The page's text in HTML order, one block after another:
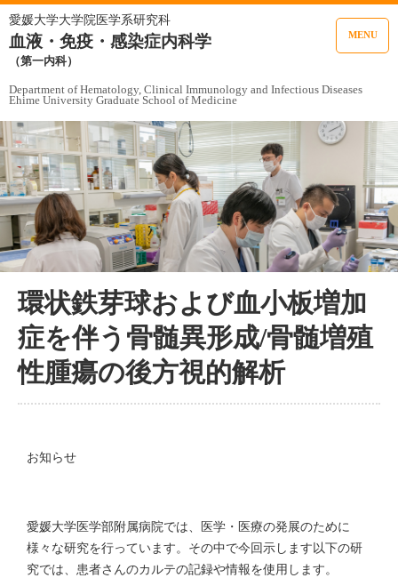
愛媛大学大学院医学系研究科
血液・免疫・感染症内科学
（第一内科）
Department of Hematology, Clinical Immunology and Infectious Diseases
Ehime University Graduate School of Medicine
MENU
環状鉄芽球および血小板増加
症を伴う骨髄異形成/骨髄増殖
性腫瘍の後方視的解析
お知らせ
愛媛大学医学部附属病院では、医学・医療の発展のために
様々な研究を行っています。その中で今回示します以下の研
究では、患者さんのカルテの記録や情報を使用します。